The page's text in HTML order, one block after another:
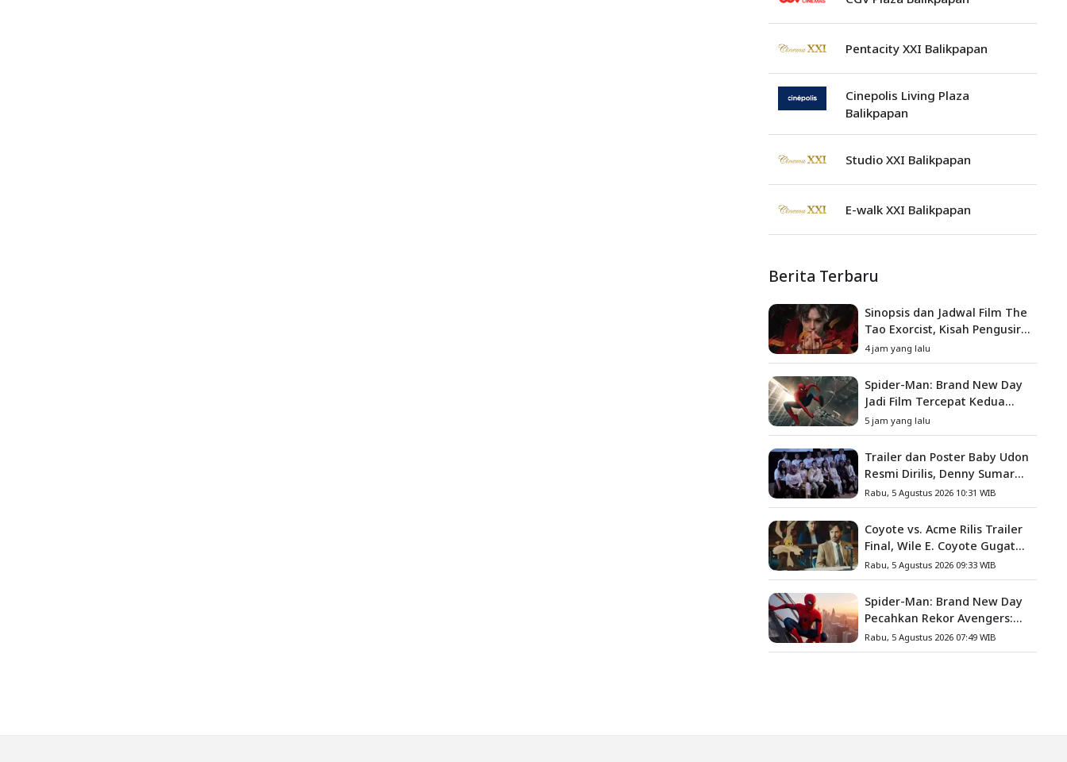
Pentacity XXI Balikpapan
Cinepolis Living Plaza
Balikpapan
Studio XXI Balikpapan
E-walk XXI Balikpapan
Berita Terbaru
Sinopsis dan Jadwal Film The
Tao Exorcist, Kisah Pengusir
Setan Melawan Kutukan
Mematikan
4 jam yang lalu
Spider-Man: Brand New Day
Jadi Film Tercepat Kedua
yang Berhasil Tembus US$1
Miliar
5 jam yang lalu
Trailer dan Poster Baby Udon
Resmi Dirilis, Denny Sumargo
Angkat Kisah Nyata Fanny
Kondoh
Rabu, 5 Agustus 2026 10:31 WIB
Coyote vs. Acme Rilis Trailer
Final, Wile E. Coyote Gugat
Acme Corporation ke
Pengadilan
Rabu, 5 Agustus 2026 09:33 WIB
Spider-Man: Brand New Day
Pecahkan Rekor Avengers:
Endgame, Cetak Debut Box
Office Terbesar Sepanjang
Rabu, 5 Agustus 2026 07:49 WIB